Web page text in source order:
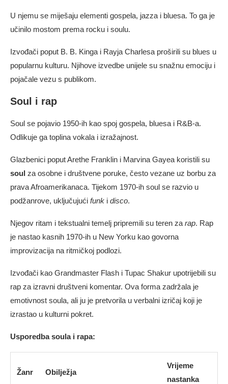
U njemu se miješaju elementi gospela, jazza i bluesa. To ga je
učinilo mostom prema rocku i soulu.
Izvođači poput B. B. Kinga i Rayja Charlesa proširili su blues u
popularnu kulturu. Njihove izvedbe unijele su snažnu emociju i
pojačale vezu s publikom.
Soul i rap
Soul se pojavio 1950-ih kao spoj gospela, bluesa i R&B-a.
Odlikuje ga toplina vokala i izražajnost.
Glazbenici poput Arethe Franklin i Marvina Gayea koristili su
soul za osobne i društvene poruke, često vezane uz borbu za
prava Afroamerikanaca. Tijekom 1970-ih soul se razvio u
podžanrove, uključujući funk i disco.
Njegov ritam i tekstualni temelj pripremili su teren za rap. Rap
je nastao kasnih 1970-ih u New Yorku kao govorna
improvizacija na ritmičkoj podlozi.
Izvođači kao Grandmaster Flash i Tupac Shakur upotrijebili su
rap za izravni društveni komentar. Ova forma zadržala je
emotivnost soula, ali ju je pretvorila u verbalni izričaj koji je
izrastao u kulturni pokret.
Usporedba soula i rapa:
Žanr Obilježja
Vrijeme
nastanka